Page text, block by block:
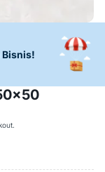
Bisnis!